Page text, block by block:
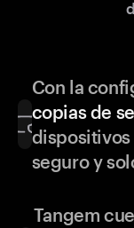
Con la
copias de
dispositivos
seguro y
Tangem